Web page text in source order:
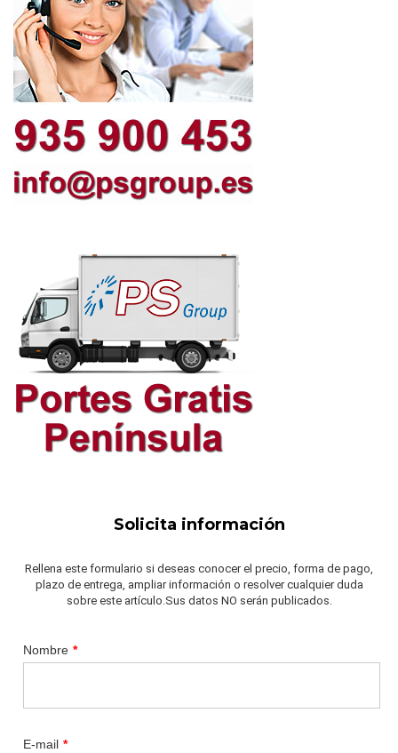
Solicita información
Rellena este formulario si deseas conocer el precio, forma de pago,
plazo de entrega, ampliar información o resolver cualquier duda
sobre este artículo.Sus datos NO serán publicados.
Nombre *
E-mail *